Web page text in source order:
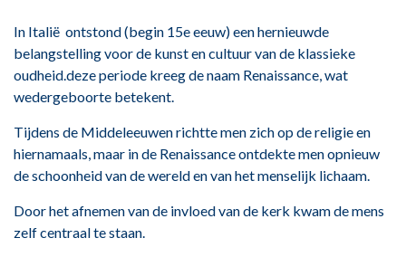
In Italië ontstond (begin 15e eeuw) een hernieuwde
belangstelling voor de kunst en cultuur van de klassieke
oudheid.deze periode kreeg de naam Renaissance, wat
wedergeboorte betekent.
Tijdens de Middeleeuwen richtte men zich op de religie en
hiernamaals, maar in de Renaissance ontdekte men opnieuw
de schoonheid van de wereld en van het menselijk lichaam.
Door het afnemen van de invloed van de kerk kwam de mens
zelf centraal te staan.